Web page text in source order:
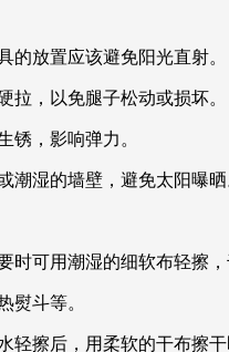
的放置应该避免阳光直射。
拉，以免腿子松动或损坏。
锈，影响弹力。
潮湿的墙壁，避免太阳曝晒
可用潮湿的细软布轻擦
熨斗等。
擦后，用柔软的干布擦